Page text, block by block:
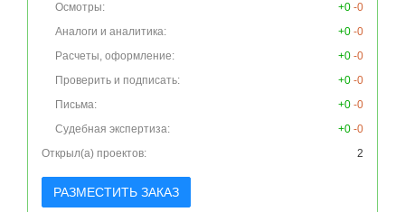
Осмотры:
+0 -0
Аналоги и аналитика:
+0 -0
Расчеты, оформление:
+0 -0
Проверить и подписать:
+0 -0
Письма:
+0 -0
Судебная экспертиза:
+0 -0
Открыл(а) проектов:
2
РАЗМЕСТИТЬ ЗАКАЗ